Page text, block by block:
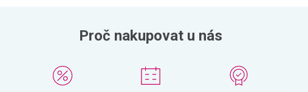
Proč nakupovat u nás